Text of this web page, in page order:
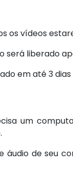
os vídeos
liberado
em até 3
um
áudio de seu